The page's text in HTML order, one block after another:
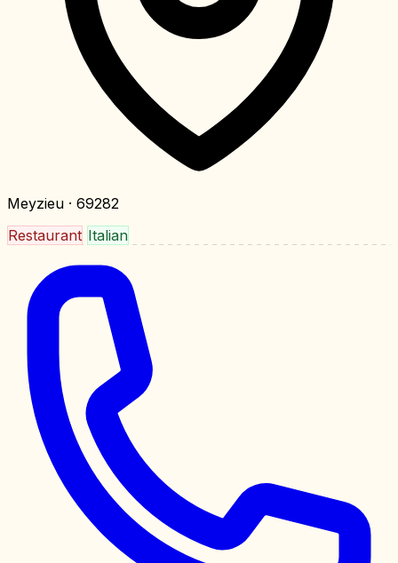
Meyzieu · 69282
Restaurant Italian